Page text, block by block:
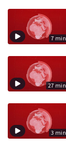
7 min
27 min
3 min